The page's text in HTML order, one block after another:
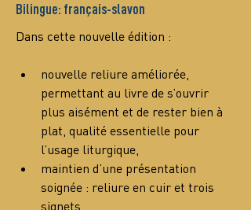
Bilingue: français-slavon
Dans cette nouvelle édition :
nouvelle reliure améliorée,
permettant au livre de s’ouvrir
plus aisément et de rester bien à
plat, qualité essentielle pour
l’usage liturgique,
maintien d’une présentation
soignée : reliure en cuir et trois
signets,